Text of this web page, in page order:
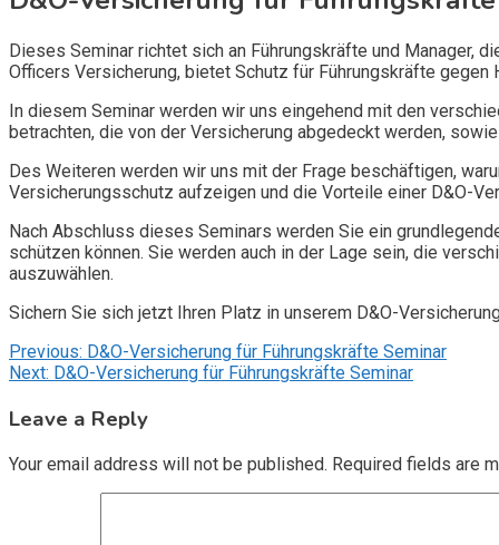
Dieses Seminar richtet sich an Führungskräfte und Manager,
Officers Versicherung, bietet Schutz für Führungskräfte
In diesem Seminar werden wir uns eingehend mit den
betrachten, die von der Versicherung abgedeckt werden,
Des Weiteren werden wir uns mit der Frage beschäftigen,
Versicherungsschutz aufzeigen und die Vorteile einer D&O-
Nach Abschluss dieses Seminars werden Sie ein
schützen können. Sie werden auch in der Lage sein, die
auszuwählen.
Sichern Sie sich jetzt Ihren Platz in unserem D&O-
Post
navigation
Previous: D&O-Versicherung für Führungskräfte Seminar
Next: D&O-Versicherung für Führungskräfte Seminar
Leave a Reply
Your email address will not be published. Required fields are